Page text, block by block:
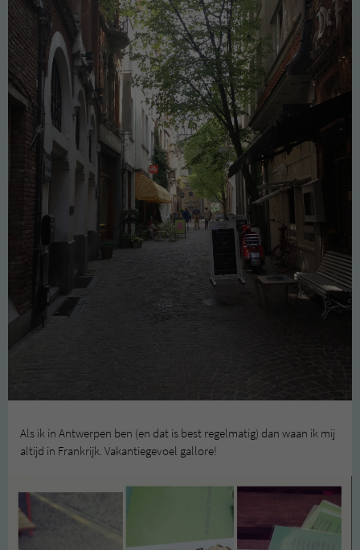
Als ik in Antwerpen ben (en dat is best regelmatig) dan waan ik mij
altijd in Frankrijk. Vakantiegevoel gallore!